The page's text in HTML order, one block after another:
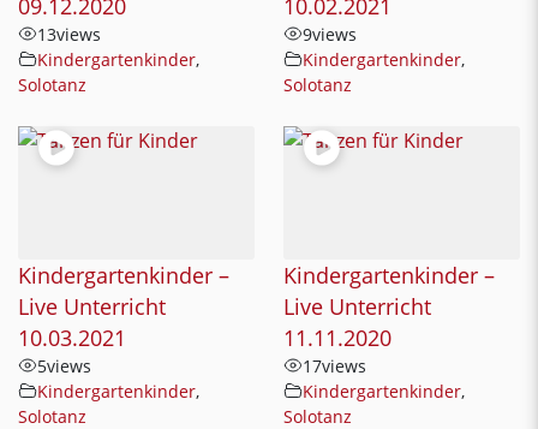
13views
Kindergartenkinder,
Solotanz
9views
Kindergartenkinder,
Solotanz
Kindergartenkinder –
Live Unterricht
10.03.2021
5views
Kindergartenkinder,
Solotanz
Kindergartenkinder –
Live Unterricht
11.11.2020
17views
Kindergartenkinder,
Solotanz